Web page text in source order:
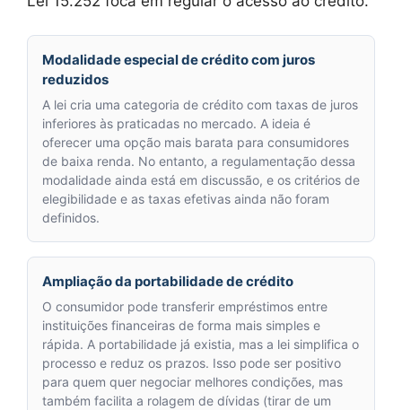
Modalidade especial de crédito com juros
reduzidos
A lei cria uma categoria de crédito com taxas de juros
inferiores às praticadas no mercado. A ideia é
oferecer uma opção mais barata para consumidores
de baixa renda. No entanto, a regulamentação dessa
modalidade ainda está em discussão, e os critérios de
elegibilidade e as taxas efetivas ainda não foram
definidos.
Ampliação da portabilidade de crédito
O consumidor pode transferir empréstimos entre
instituições financeiras de forma mais simples e
rápida. A portabilidade já existia, mas a lei simplifica o
processo e reduz os prazos. Isso pode ser positivo
para quem quer negociar melhores condições, mas
também facilita a rolagem de dívidas (tirar de um